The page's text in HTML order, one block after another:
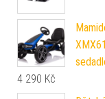
4 290 Kč